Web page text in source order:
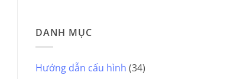
DANH MỤC
Hướng dẫn cấu hình (34)